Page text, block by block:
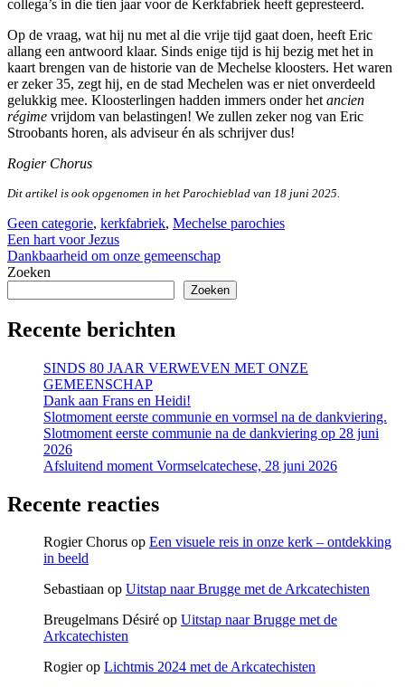
collega’s in die tien jaar voor de Kerkfabriek heeft gepresteerd.
Op de vraag, wat hij nu met al die vrije tijd gaat doen, heeft Eric
allang een antwoord klaar. Sinds enige tijd is hij bezig met het in
kaart brengen van de historie van de Mechelse kloosters. Het waren
er zeker 35, zegt hij, en de stad Mechelen was er niet onverdeeld
gelukkig mee. Kloosterlingen hadden immers onder het ancien
régime vrijdom van belastingen! We zullen zeker nog van Eric
Stroobants horen, als adviseur én als schrijver dus!
Rogier Chorus
Dit artikel is ook opgenomen in het Parochieblad van 18 juni 2025.
Geen categorie, kerkfabriek, Mechelse parochies
Berichtnavigatie
Een hart voor Jezus
Dankbaarheid om onze gemeenschap
Zoeken
Zoeken
Recente berichten
SINDS 80 JAAR VERWEVEN MET ONZE
GEMEENSCHAP
Dank aan Frans en Heidi!
Slotmoment eerste communie en vormsel na de dankviering.
Slotmoment eerste communie na de dankviering op 28 juni
2026
Afsluitend moment Vormselcatechese, 28 juni 2026
Recente reacties
Rogier Chorus op Een visuele reis in onze kerk – ontdekking
in beeld
Sebastiaan op Uitstap naar Brugge met de Arkcatechisten
Breugelmans Désiré op Uitstap naar Brugge met de
Arkcatechisten
Rogierop Lichtmis 2024 met de Arkcatechisten